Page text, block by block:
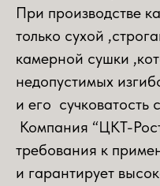
При производстве
только сухой
камерной сушки
недопустимых
и его сучковатость
Компания “ЦКТ-
требования к
и гарантирует